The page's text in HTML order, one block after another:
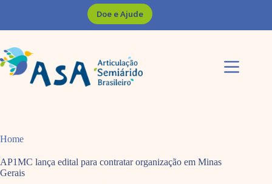
Doe e Ajude
Home
AP1MC lança edital para contratar organização em Minas
Gerais